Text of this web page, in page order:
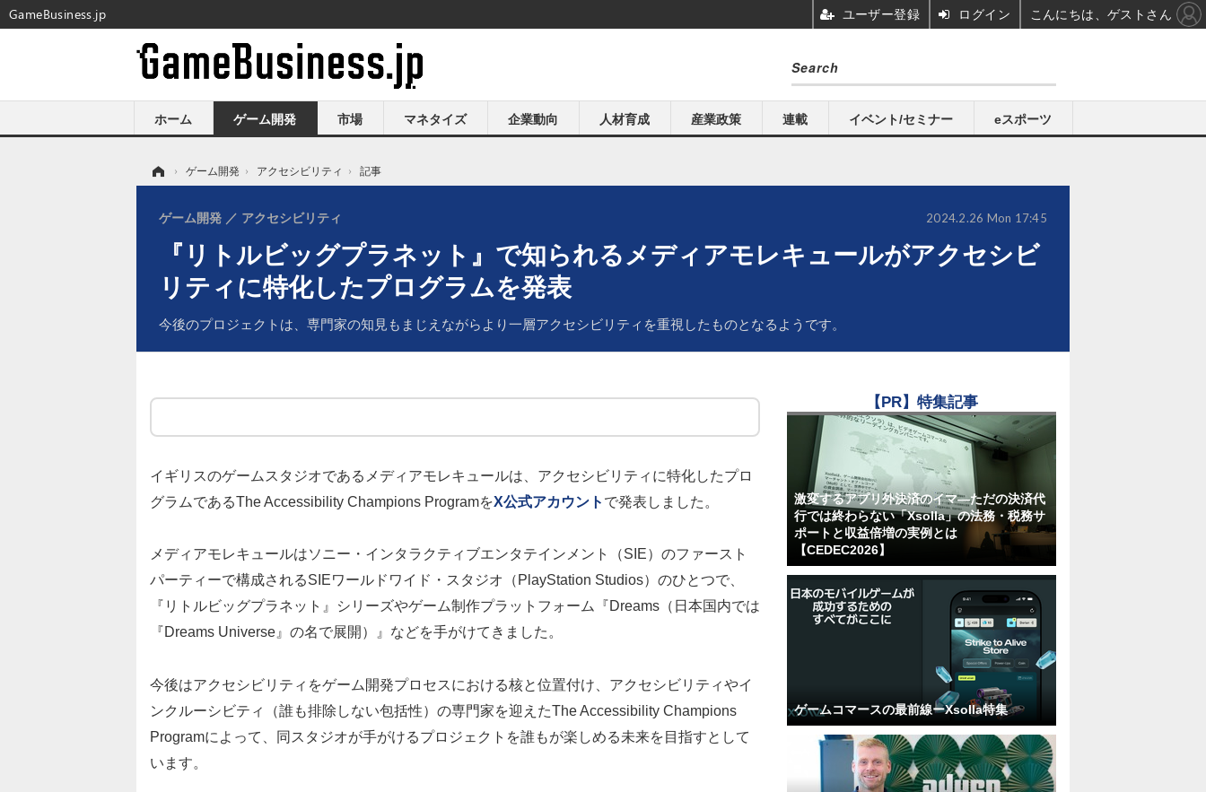
ホーム ゲーム開発 市場 マネタイズ 企業動向 人材育成 産業政策 連載 イベント/セミナー eスポーツ
› ゲーム開発 › アクセシビリティ › 記事
『リトルビッグプラネット』で知られるメディアモレキュールがアクセシビ
リティに特化したプログラムを発表
今後のプロジェクトは、専門家の知見もまじえながらより一層アクセシビリティを重視したものとなるようです。
ゲーム開発 アクセシビリティ 2024.2.26 Mon 17:45
イギリスのゲームスタジオであるメディアモレキュールは、アクセシビリティに特化したプロ
グラムであるThe Accessibility Champions ProgramをX公式アカウント で発表しました。
メディアモレキュールはソニー・インタラクティブエンタテインメント（SIE）のファースト
パーティーで構成されるSIEワールドワイド・スタジオ（PlayStation Studios）のひとつで、
『リトルビッグプラネット』シリーズやゲーム制作プラットフォーム『Dreams（日本国内では
『Dreams Universe』の名で展開）』などを手がけてきました。
今後はアクセシビリティをゲーム開発プロセスにおける核と位置付け、アクセシビリティやイ
ンクルーシビティ（誰も排除しない包括性）の専門家を迎えたThe Accessibility Champions
Programによって、同スタジオが手がけるプロジェクトを誰もが楽しめる未来を目指すとして
います。
【PR】特集記事
激変するアプリ外決済のイマ―ただの決済代
行では終わらない「Xsolla」の法務・税務サ
ポートと収益倍増の実例とは
【CEDEC2026】
ゲームコマースの最前線ーXsolla特集
GameBusiness.jp ユーザー登録 ログイン こんにちは、ゲストさん